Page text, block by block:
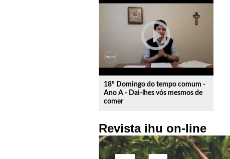
play_circle_outline
18º Domingo do tempo comum -
Ano A - Dai-lhes vós mesmos de
comer
Revista ihu on-line